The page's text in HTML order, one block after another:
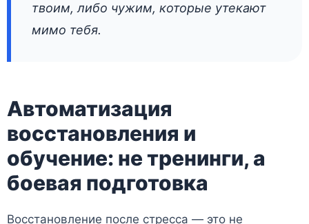
твоим, либо чужим, которые утекают
мимо тебя.
Автоматизация
восстановления и
обучение: не тренинги, а
боевая подготовка
Восстановление после стресса — это не